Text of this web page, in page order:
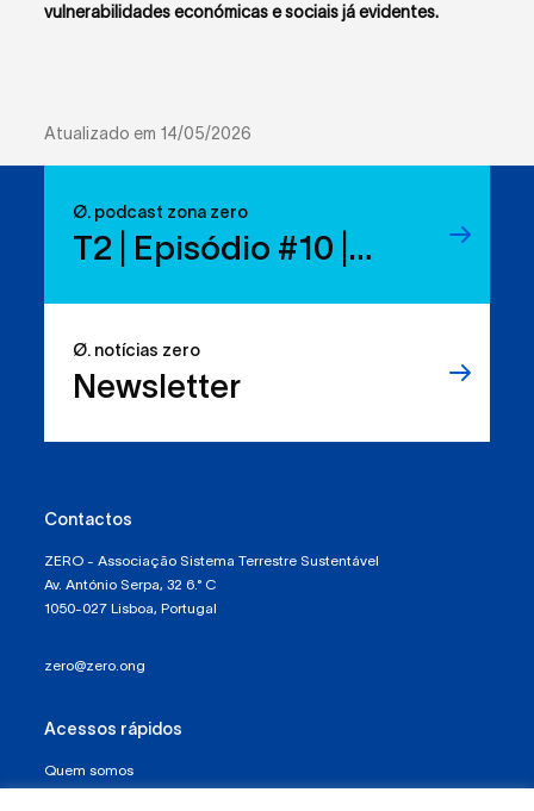
vulnerabilidades económicas e sociais já evidentes.
Atualizado em 14/05/2026
Ø. podcast zona zero
T2 | Episódio #10 |
sabemos usá-los?
Ø. notícias zero
Newsletter
Contactos
ZERO - Associação Sistema Terrestre Sustentável
Av. António Serpa, 32 6.° C
1050-027 Lisboa, Portugal
zero@zero.ong
Acessos rápidos
Quem somos